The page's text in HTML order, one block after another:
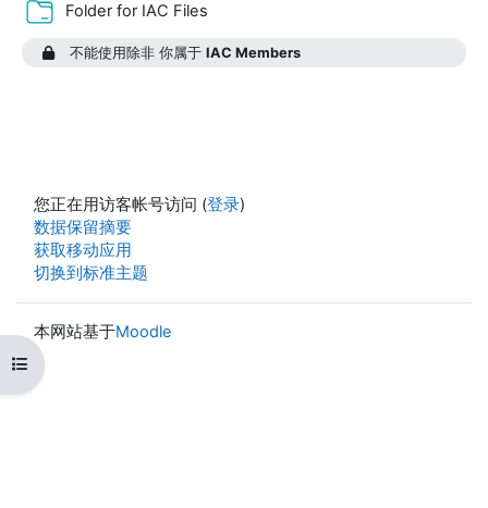
打开课程索引
Folder for IAC Files
不能使用除非 你属于IAC Members
您正在用访客帐号访问 (登录)
‎数据保留摘要‎
获取移动应用
切换到标准主题
本网站基于Moodle